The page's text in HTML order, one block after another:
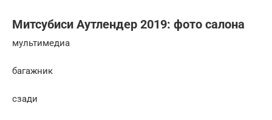
Митсубиси Аутлендер 2019: фото салона
мультимедиа
багажник
сзади